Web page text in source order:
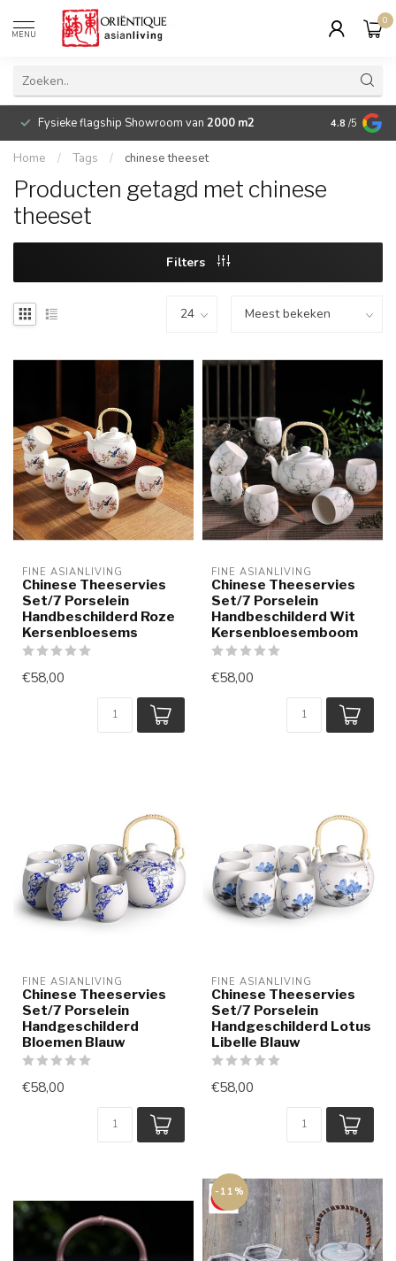
MENU
0
Fysieke flagship Showroom van 2000 m2 Betaalbare
4.8 /5
Home / Tags / chinese theeset
Producten getagd met chinese
theeset
Filters
FINE ASIANLIVING
Chinese Theeservies
Set/7 Porselein
Handbeschilderd Roze
Kersenbloesems
€58,00
FINE ASIANLIVING
Chinese Theeservies
Set/7 Porselein
Handbeschilderd Wit
Kersenbloesemboom
€58,00
FINE ASIANLIVING
Chinese Theeservies
Set/7 Porselein
Handgeschilderd
Bloemen Blauw
€58,00
FINE ASIANLIVING
Chinese Theeservies
Set/7 Porselein
Handgeschilderd Lotus
Libelle Blauw
€58,00
-11%